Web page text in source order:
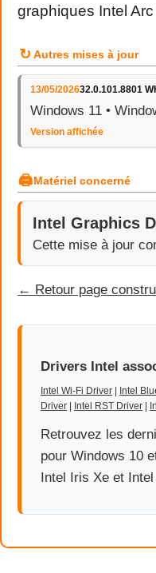
graphiques Intel
↻ Autres mises à jour
13/05/202632.0.101.8801
Windows 11 •
Version affichée
🖨Matériel concerné
Intel Graphics
Cette mise à jour
← Retour page
Drivers Intel
Intel Wi-Fi Driver | Intel
Driver | Intel RST Driver |
Retrouvez les
pour Windows 10
Intel Iris Xe et